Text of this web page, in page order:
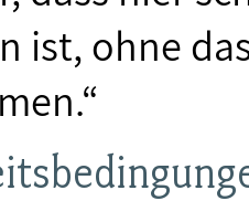
ist, ohne